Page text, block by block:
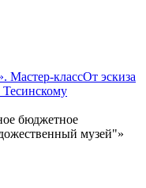
Мастер-классОт эскиза
бюджетное
музей"»